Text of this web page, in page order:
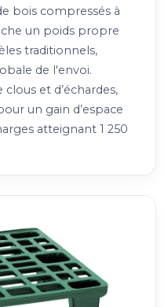
bois compressés à
un poids propre
traditionnels,
de l'envoi.
et d’échardes,
un gain d’espace
atteignant 1 250